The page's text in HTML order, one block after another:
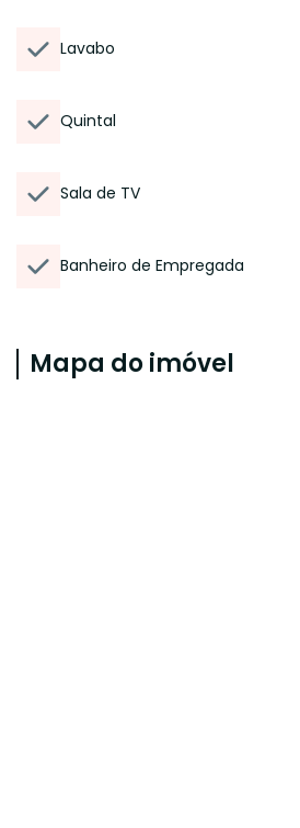
Lavabo
Quintal
Sala de TV
Banheiro de Empregada
Mapa do imóvel